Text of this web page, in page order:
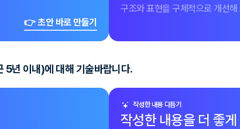
👉 초안 바로 만들기
구조와 표현을 구체적으로 개선해
5년 이내)에 대해 기술바랍니다.
작성한 내용 다듬기
작성한 내용을 더 좋